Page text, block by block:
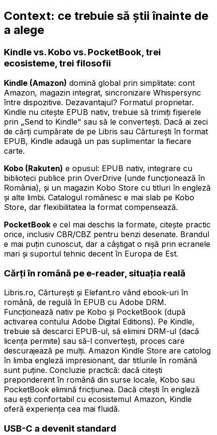
Context: ce trebuie să știi înainte de
a alege
Kindle vs. Kobo vs. PocketBook, trei
ecosisteme, trei filosofii
Kindle (Amazon) domină global prin simplitate: cont
Amazon, magazin integrat, sincronizare Whispersync
între dispozitive. Dezavantajul? Formatul proprietar.
Kindle nu citește EPUB nativ, trebuie să trimiți fișierele
prin „Send to Kindle" sau să le convertești. Dacă ai zeci
de cărți cumpărate de pe Libris sau Cărturești în format
EPUB, Kindle adaugă un pas suplimentar la fiecare
carte.
Kobo (Rakuten) e opusul: EPUB nativ, integrare cu
biblioteci publice prin OverDrive (unde funcționează în
România), și un magazin Kobo Store cu titluri în engleză
și alte limbi. Catalogul românesc e mai slab pe Kobo
Store, dar flexibilitatea la format compensează.
PocketBook e cel mai deschis la formate, citește practic
orice, inclusiv CBR/CBZ pentru benzi desenate. Brandul
e mai puțin cunoscut, dar a câștigat o nișă prin ecranele
mari și suportul tehnic decent în Europa de Est.
Cărți în română pe e-reader, situația reală
Libris.ro, Cărturești și Elefant.ro vând ebook-uri în
română, de regulă în EPUB cu Adobe DRM.
Funcționează nativ pe Kobo și PocketBook (după
activarea contului Adobe Digital Editions). Pe Kindle,
trebuie să descarci EPUB-ul, să elimini DRM-ul (dacă
licența permite) sau să-l convertești, proces care
descurajează pe mulți. Amazon Kindle Store are catolog
în limba engleză impresionant, dar titlurile în română
sunt puține. Concluzie practică: dacă citești
preponderent în română din surse locale, Kobo sau
PocketBook elimină fricțiunea. Dacă citești în engleză
sau ești confortabil cu ecosistemul Amazon, Kindle
oferă experiența cea mai fluidă.
USB-C a devenit standard